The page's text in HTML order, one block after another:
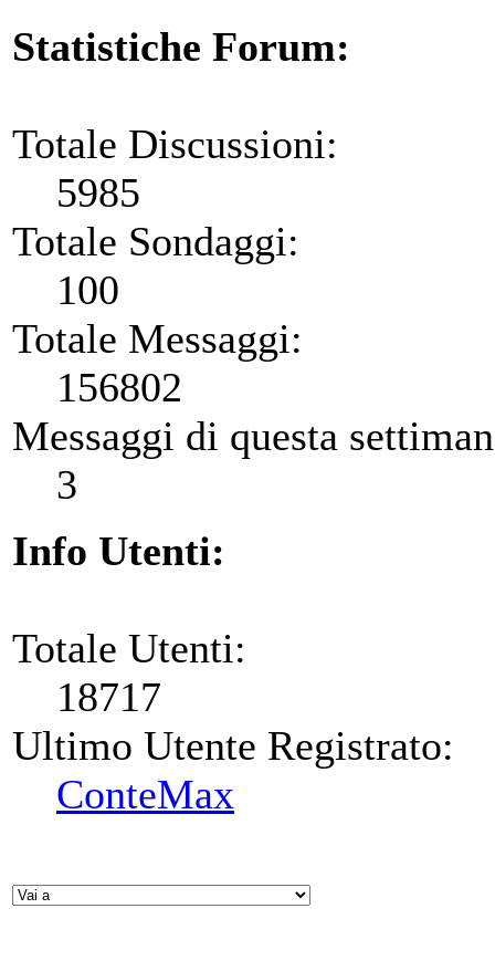
Statistiche Forum:
Totale Discussioni:
5985
Totale Sondaggi:
100
Totale Messaggi:
156802
Messaggi di questa
3
Info Utenti:
Totale Utenti:
18717
Ultimo Utente Registrato:
ConteMax